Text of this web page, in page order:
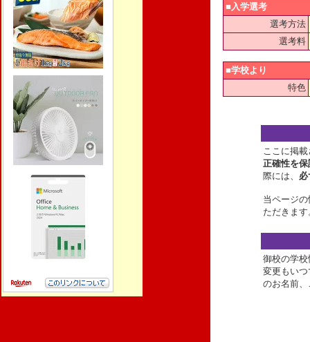
■入学選考
選考方法
選考料
■学校より
特色
ここに掲
正確性を
際には、
当ページ
ただきま
御校の学
変更もい
のお名前